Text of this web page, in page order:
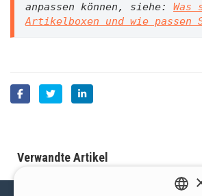
anpassen können, siehe: Was
Artikelboxen und wie passen
Verwandte Artikel